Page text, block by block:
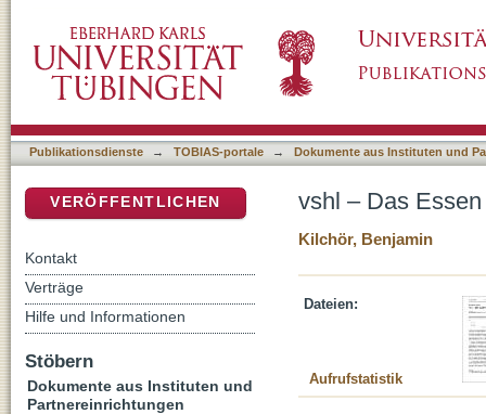
Publikationsdienste → TOBIAS-portale → Dokumente aus Instituten und
vshl – Das
Kilchör, Benjamin
Dateien:
Aufrufstatistik
VERÖFFENTLICHEN
Kontakt
Verträge
Hilfe und Informationen
Stöbern
Dokumente aus Instituten und
Partnereinrichtungen